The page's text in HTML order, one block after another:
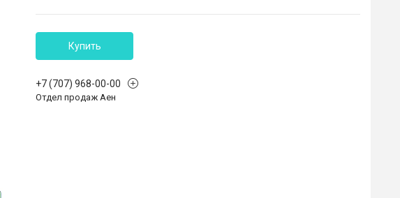
Купить
+7 (707) 968-00-00
Отдел продаж Аен